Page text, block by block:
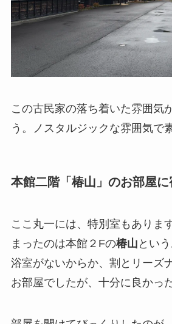
この古民家の落ち着いた雰囲気
う。ノスタルジックな雰囲気で
本館二階「椿山」のお部屋に
ここ丸一には、特別室もありま
まったのは本館２Fの椿山 とい
浴室がないからか、割とリーズ
お部屋でしたが、十分に良かっ